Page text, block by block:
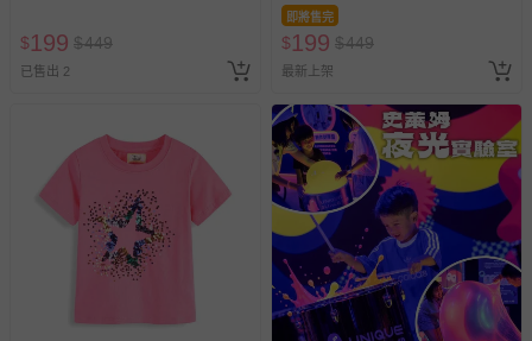
$199 $449
已售出 2
即將售完
$199 $449
最新上架